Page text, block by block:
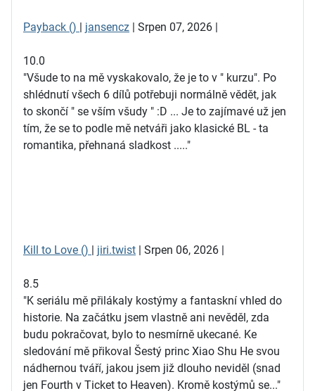
Payback () | jansencz | Srpen 07, 2026 |
10.0
"Všude to na mě vyskakovalo, že je to v " kurzu". Po
shlédnutí všech 6 dílů potřebuji normálně vědět, jak
to skončí " se vším všudy " :D ... Je to zajímavé už jen
tím, že se to podle mě netváři jako klasické BL - ta
romantika, přehnaná sladkost ....."
Kill to Love () | jiri.twist | Srpen 06, 2026 |
8.5
"K seriálu mě přilákaly kostýmy a fantaskní vhled do
historie. Na začátku jsem vlastně ani nevěděl, zda
budu pokračovat, bylo to nesmírně ukecané. Ke
sledování mě přikoval Šestý princ Xiao Shu He svou
nádhernou tváří, jakou jsem již dlouho neviděl (snad
jen Fourth v Ticket to Heaven). Kromě kostýmů se..."